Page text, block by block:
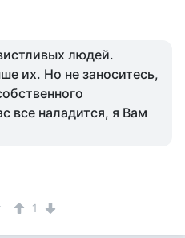
людей.
их. Но не заноситесь,
все наладится, я Вам
1